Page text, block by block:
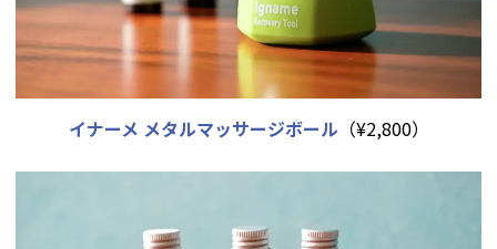
イナーメ メタルマッサージボール （¥2,800）